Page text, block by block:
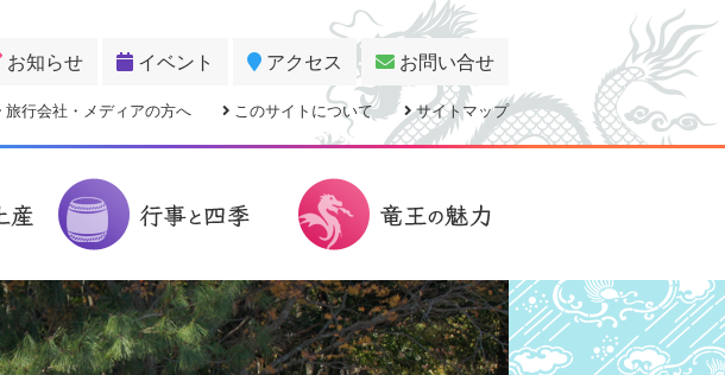
お知らせ イベント アクセス お問い合せ
旅行会社・メディアの方へ このサイトについて サイトマップ